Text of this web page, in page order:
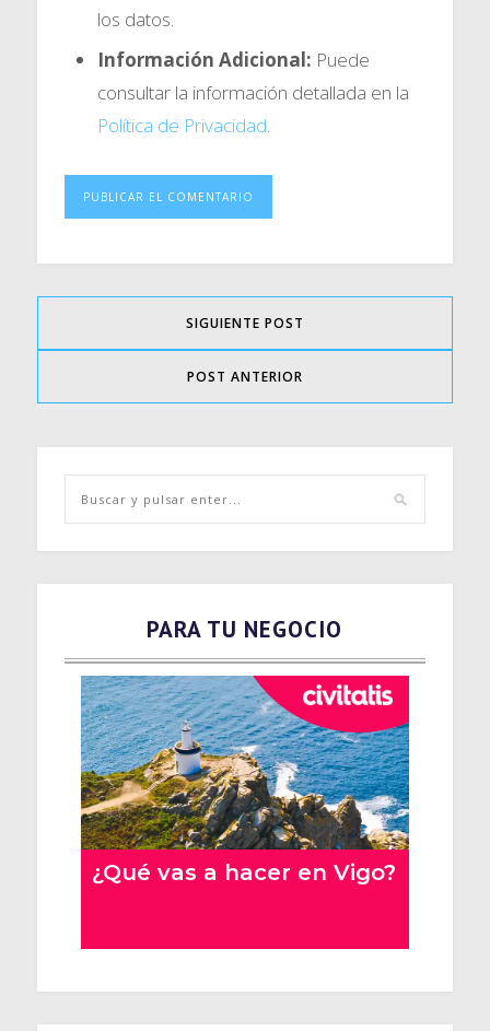
los datos.
Información Adicional: Puede
consultar la información detallada en la
Política de Privacidad.
SIGUIENTE POST
POST ANTERIOR
PARA TU NEGOCIO